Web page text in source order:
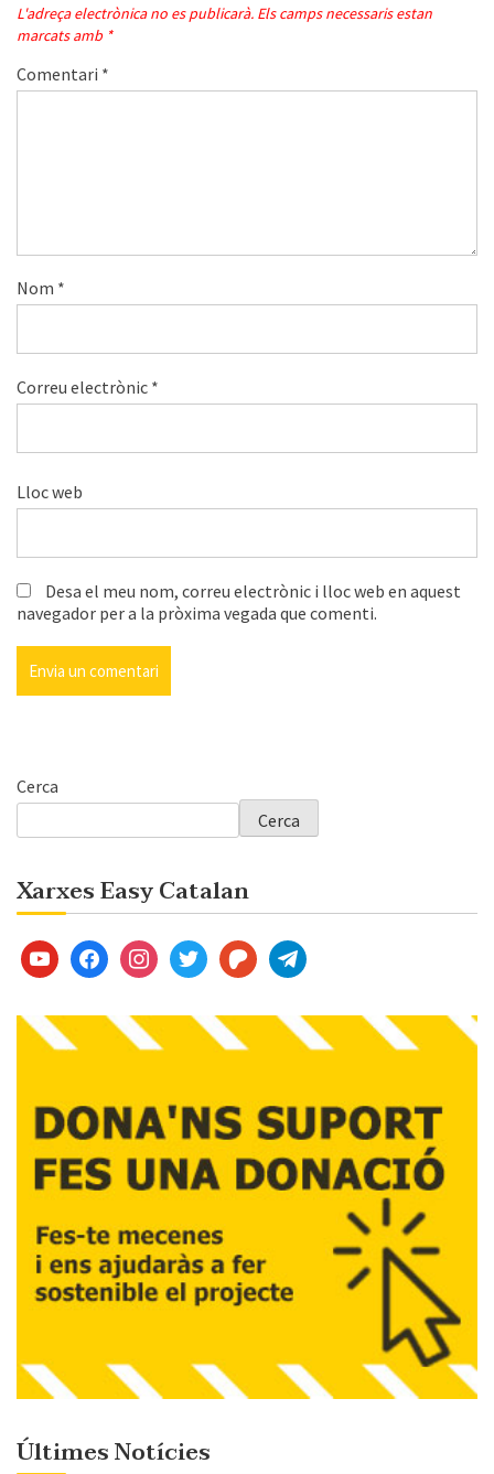
L'adreça electrònica no es publicarà. Els camps necessaris estan
marcats amb *
Comentari *
Nom *
Correu electrònic *
Lloc web
Desa el meu nom, correu electrònic i lloc web en aquest
navegador per a la pròxima vegada que comenti.
Cerca
Cerca
Xarxes Easy Catalan
Últimes Notícies